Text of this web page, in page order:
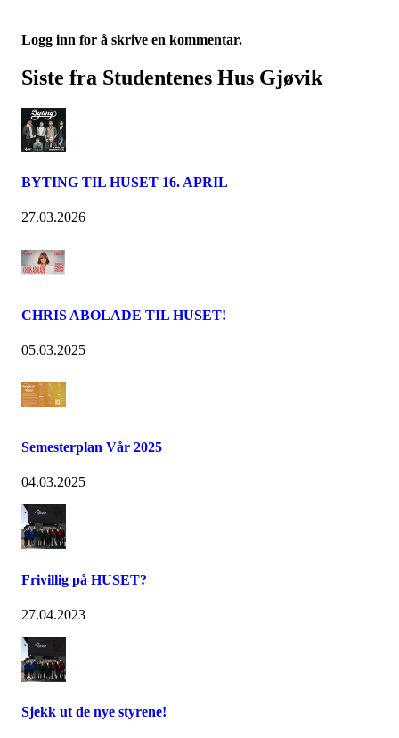
Logg inn for å skrive en kommentar.
Siste fra Studentenes Hus Gjøvik
BYTING TIL HUSET 16. APRIL
27.03.2026
CHRIS ABOLADE TIL HUSET!
05.03.2025
Semesterplan Vår 2025
04.03.2025
Frivillig på HUSET?
27.04.2023
Sjekk ut de nye styrene!